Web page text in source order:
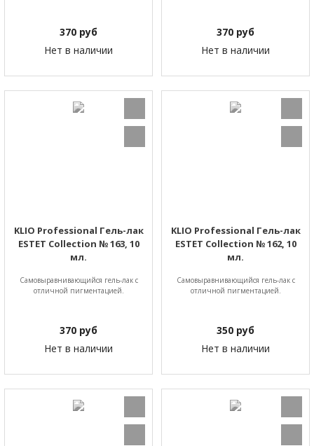
370 руб
Нет в наличии
370 руб
Нет в наличии
KLIO Professional Гель-лак
ESTET Collection № 163, 10
мл.
Самовыравнивающийся гель-лак с
отличной пигментацией.
370 руб
Нет в наличии
KLIO Professional Гель-лак
ESTET Collection № 162, 10
мл.
Самовыравнивающийся гель-лак с
отличной пигментацией.
350 руб
Нет в наличии